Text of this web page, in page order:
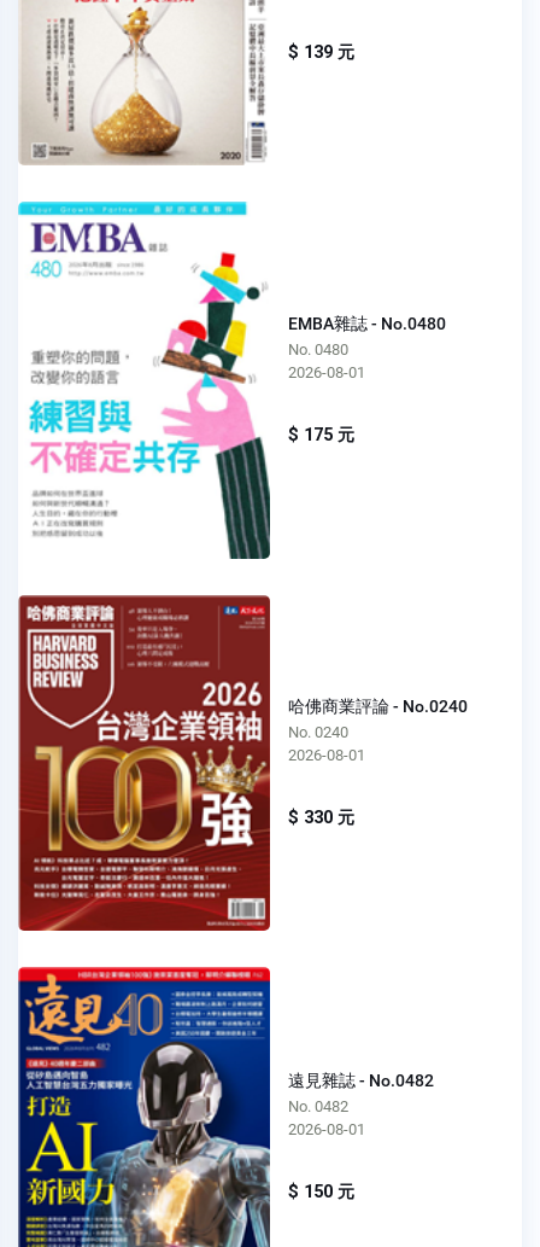
$ 139 元
EMBA雜誌 - No.0480
No. 0480
2026-08-01
$ 175 元
哈佛商業評論 - No.0240
No. 0240
2026-08-01
$ 330 元
遠見雜誌 - No.0482
No. 0482
2026-08-01
$ 150 元